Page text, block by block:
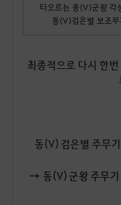
타오르는 동(V)군왕 각
동(V)검은별 보조무
최종적으로 다시 한
동(V) 검은별 주무기
→ 동(V) 군왕 주무